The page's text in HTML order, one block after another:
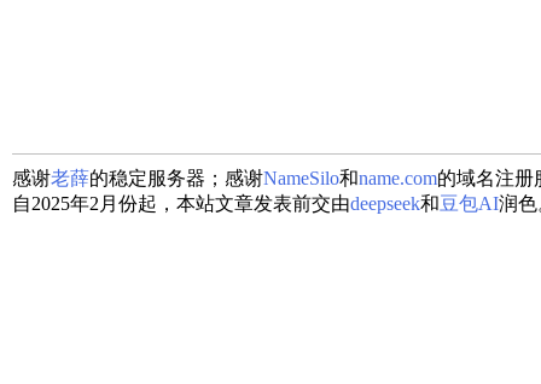
感谢老薛的稳定服务器；感谢NameSilo和name.com的域名注册
自2025年2月份起，本站文章发表前交由deepseek和豆包AI润